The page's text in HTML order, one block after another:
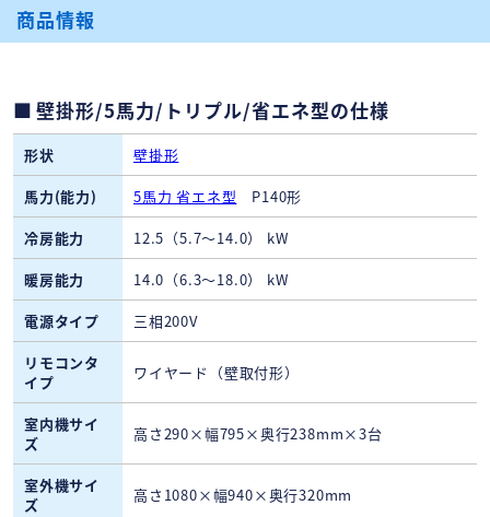
商品情報
壁掛形/5馬力/トリプル/省エネ型の仕様
形状
壁掛形
馬力(能力)
5馬力 省エネ型 P140形
冷房能力
12.5（5.7～14.0） kW
暖房能力
14.0（6.3～18.0） kW
電源タイプ
三相200V
リモコンタ
イプ
ワイヤード（壁取付形）
室内機サイ
ズ
高さ290×幅795×奥行238mm×3台
室外機サイ
ズ
高さ1080×幅940×奥行320mm